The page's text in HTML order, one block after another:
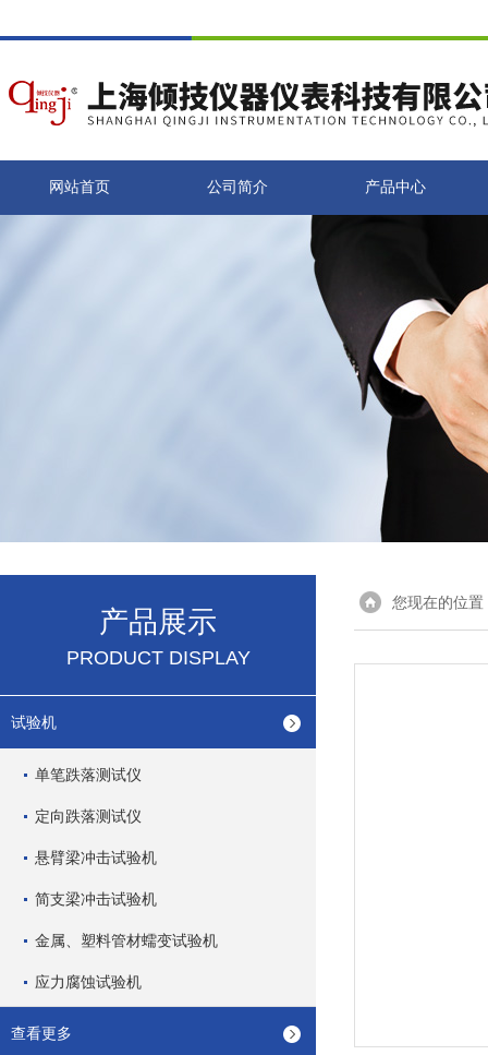
网站首页 公司简介 产品中心
产品展示
PRODUCT DISPLAY
试验机
单笔跌落测试仪
定向跌落测试仪
悬臂梁冲击试验机
简支梁冲击试验机
金属、塑料管材蠕变试验机
应力腐蚀试验机
查看更多
您现在的位置